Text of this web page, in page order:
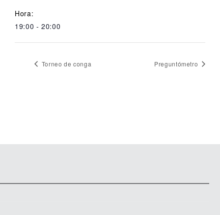
Hora:
19:00 - 20:00
Torneo de conga Preguntómetro